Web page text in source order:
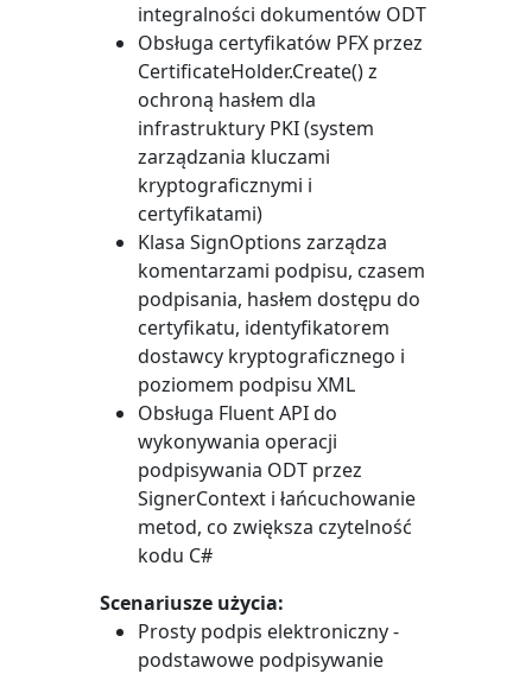
integralności dokumentów ODT
Obsługa certyfikatów PFX przez
CertificateHolder.Create()z
ochroną hasłem dla
infrastruktury PKI (system
zarządzania kluczami
kryptograficznymi i
certyfikatami)
Klasa SignOptions zarządza
komentarzami podpisu, czasem
podpisania, hasłem dostępu do
certyfikatu, identyfikatorem
dostawcy kryptograficznego i
poziomem podpisu XML
Obsługa Fluent API do
wykonywania operacji
podpisywania ODT przez
SignerContext i łańcuchowanie
metod, co zwiększa czytelność
kodu C#
Scenariusze użycia:
Prosty podpis elektroniczny -
podstawowe podpisywanie